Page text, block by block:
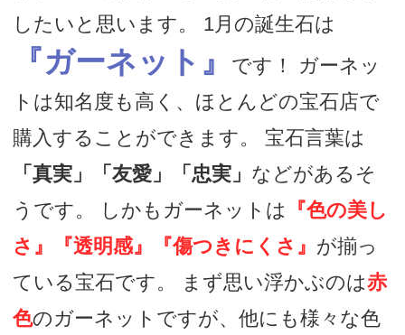
したいと思います。 1月の誕生石は
『ガーネット』
です！ ガーネッ
トは知名度も高く、ほとんどの宝石店で
購入することができます。 宝石言葉は
「真実」「友愛」「忠実」 などがあるそ
うです。 しかもガーネットは
『色の美し
さ』『透明感』『傷つきにくさ』 が揃っ
ている宝石です。 まず思い浮かぶのは赤
色のガーネットですが、他にも様々な色